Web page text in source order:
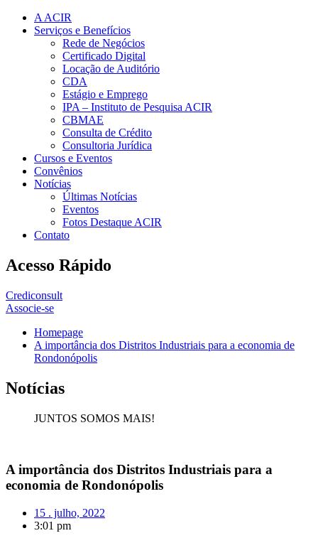
A ACIR
Serviços e Benefícios
Rede de Negócios
Certificado Digital
Locação de Auditório
CDA
Estágio e Emprego
IPA – Instituto de Pesquisa ACIR
CBMAE
Consulta de Crédito
Consultoria Jurídica
Cursos e Eventos
Convênios
Notícias
Últimas Notícias
Eventos
Fotos Destaque ACIR
Contato
Acesso Rápido
Crediconsult
Associe-se
Homepage
A importância dos Distritos Industriais para a economia de
Rondonópolis
Notícias
JUNTOS SOMOS MAIS!
A importância dos Distritos Industriais para a
economia de Rondonópolis
15 . julho, 2022
3:01 pm